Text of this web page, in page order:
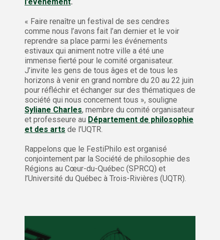
« Faire renaître un festival de ses cendres
comme nous l’avons fait l’an dernier et le voir
reprendre sa place parmi les événements
estivaux qui animent notre ville a été une
immense fierté pour le comité organisateur.
J’invite les gens de tous âges et de tous les
horizons à venir en grand nombre du 20 au 22 juin
pour réfléchir et échanger sur des thématiques de
société qui nous concernent tous », souligne
Syliane Charles, membre du comité organisateur
et professeure au Département de philosophie
et des arts de l’UQTR.
Rappelons que le FestiPhilo est organisé
conjointement par la Société de philosophie des
Régions au Cœur-du-Québec (SPRCQ) et
l’Université du Québec à Trois-Rivières (UQTR).